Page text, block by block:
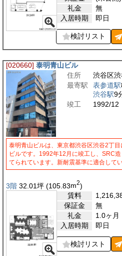
礼金
無
入居時期
即日
検討リスト
[020660] 泰明青山ビル
住所
渋谷区
最寄駅
表参道駅
渋谷駅9
竣工
1992/12
泰明青山ビルは、東京都渋谷区渋谷2丁
ビルです。1992年12月に竣工し、SRC
てられています。新耐震基準に適合して
3階 32.01坪 (105.83m2)
賃料
保証金
無
礼金
1.0ヶ月
入居時期
即日
検討リスト